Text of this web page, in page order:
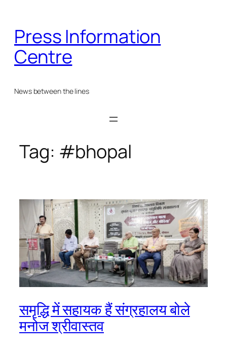
content
Press Information
Centre
News between the lines
Tag: #bhopal
समृद्धि में सहायक हैं संग्रहालय बोले
मनोज श्रीवास्तव